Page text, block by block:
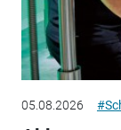
05.08.2026